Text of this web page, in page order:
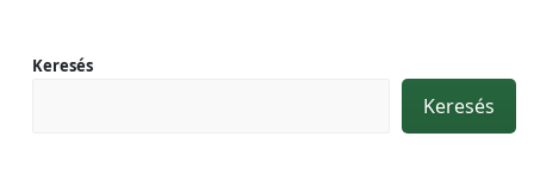
Keresés
Keresés